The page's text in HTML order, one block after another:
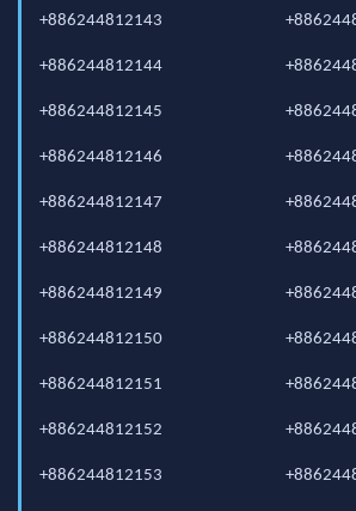
+886244812143
+886244812144
+886244812145
+886244812146
+886244812147
+886244812148
+886244812149
+886244812150
+886244812151
+886244812152
+886244812153